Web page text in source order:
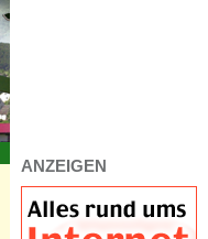
ANZEIGEN